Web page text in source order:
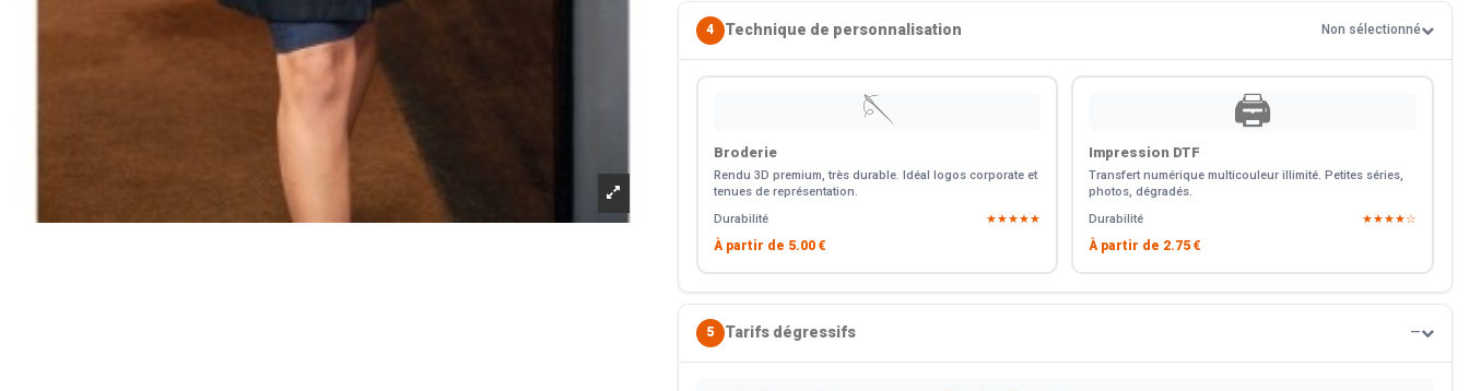
4 Technique de personnalisation Non sélectionné
🪡
Broderie
Rendu 3D premium, très durable. Idéal logos corporate et
tenues de représentation.
Durabilité
★★★★★
À partir de 5.00 €
🖨️
Impression DTF
Transfert numérique multicouleur illimité. Petites séries,
photos, dégradés.
Durabilité
★★★★☆
À partir de 2.75 €
5 Tarifs dégressifs —